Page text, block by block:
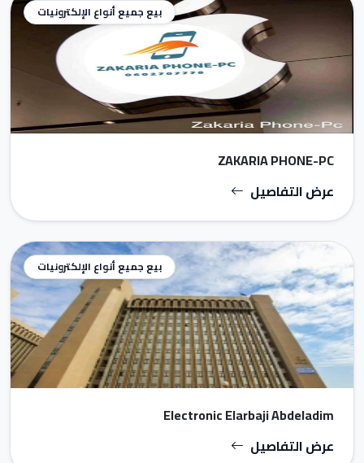
بيع جميع أنواع الإلكترونيات
ZAKARIA PHONE-PC
عرض التفاصيل
بيع جميع أنواع الإلكترونيات
Electronic Elarbaji Abdeladim
عرض التفاصيل